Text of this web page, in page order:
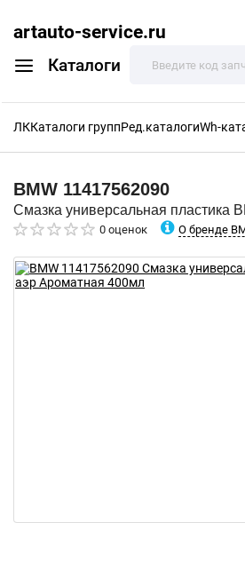
artauto-service.ru
Каталоги
ЛККаталоги группРед.каталогиWh-
BMW 11417562090
Смазка универсальная пластика
0 оценок О бренде